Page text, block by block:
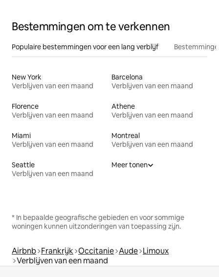
Bestemmingen om te verkennen
Populaire bestemmingen voor een lang verblijf
New York
Verblijven van een maand
Barcelona
Verblijven van een maand
Florence
Verblijven van een maand
Athene
Verblijven van een maand
Miami
Verblijven van een maand
Montreal
Verblijven van een maand
Seattle
Verblijven van een maand
Meer tonen
* In bepaalde geografische gebieden en voor sommige
woningen kunnen uitzonderingen van toepassing zijn.
Airbnb Frankrijk Occitanie Aude Limoux
Verblijven van een maand